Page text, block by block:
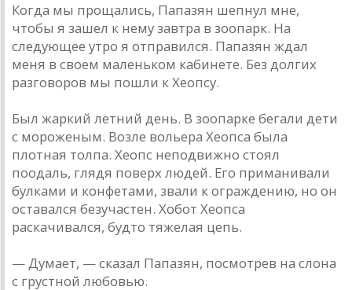
Когда мы прощались, Папазян шепнул мне,
чтобы я зашел к нему завтра в зоопарк. На
следующее утро я отправился. Папазян ждал
меня в своем маленьком кабинете. Без долгих
разговоров мы пошли к Хеопсу.
Был жаркий летний день. В зоопарке бегали дети
с мороженым. Возле вольера Хеопса была
плотная толпа. Хеопс неподвижно стоял
поодаль, глядя поверх людей. Его приманивали
булками и конфетами, звали к ограждению, но он
оставался безучастен. Хобот Хеопса
раскачивался, будто тяжелая цепь.
— Думает, — сказал Папазян, посмотрев на слона
с грустной любовью.